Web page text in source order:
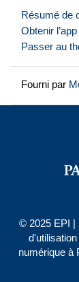
Résumé de
Obtenir
Passer au
Fourni par
© 2025 EPI |
d'utilisation|
numérique à